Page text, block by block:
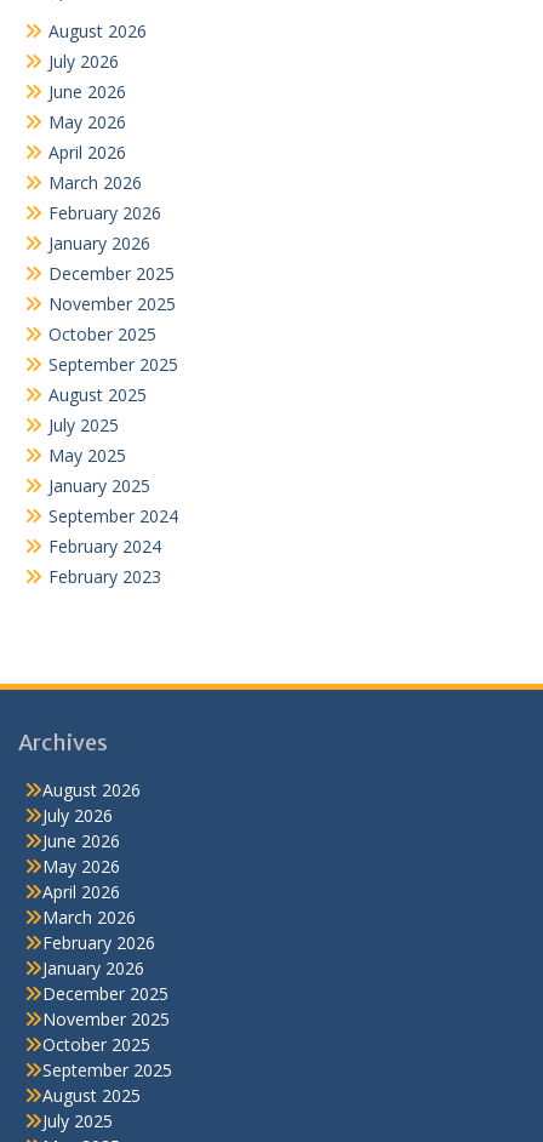
August 2026
July 2026
June 2026
May 2026
April 2026
March 2026
February 2026
January 2026
December 2025
November 2025
October 2025
September 2025
August 2025
July 2025
May 2025
January 2025
September 2024
February 2024
February 2023
Archives
August 2026
July 2026
June 2026
May 2026
April 2026
March 2026
February 2026
January 2026
December 2025
November 2025
October 2025
September 2025
August 2025
July 2025